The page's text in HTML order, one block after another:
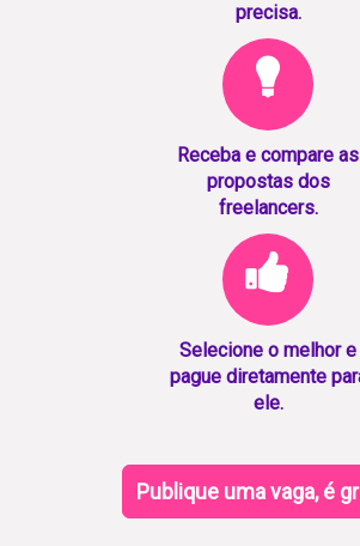
precisa.
Receba e compare as
propostas dos
freelancers.
Selecione o melhor e
pague diretamente
ele.
Publique uma vaga, é